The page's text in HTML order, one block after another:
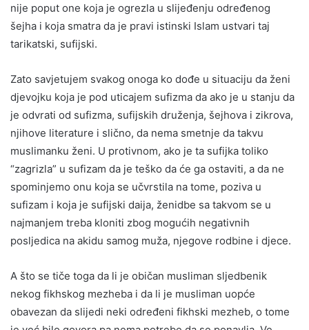
nije poput one koja je ogrezla u slijeđenju određenog
šejha i koja smatra da je pravi istinski Islam ustvari taj
tarikatski, sufijski.
Zato savjetujem svakog onoga ko dođe u situaciju da ženi
djevojku koja je pod uticajem sufizma da ako je u stanju da
je odvrati od sufizma, sufijskih druženja, šejhova i zikrova,
njihove literature i slično, da nema smetnje da takvu
muslimanku ženi. U protivnom, ako je ta sufijka toliko
“zagrizla” u sufizam da je teško da će ga ostaviti, a da ne
spominjemo onu koja se učvrstila na tome, poziva u
sufizam i koja je sufijski daija, ženidbe sa takvom se u
najmanjem treba kloniti zbog mogućih negativnih
posljedica na akidu samog muža, njegove rodbine i djece.
A što se tiče toga da li je običan musliman sljedbenik
nekog fikhskog mezheba i da li je musliman uopće
obavezan da slijedi neki određeni fikhski mezheb, o tome